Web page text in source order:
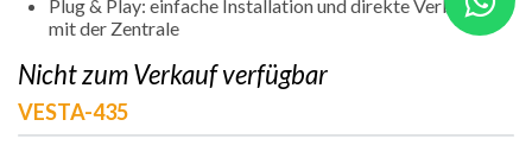
Plug & Play: einfache Installation und direkte Verbindung
mit der Zentrale
Nicht zum Verkauf verfügbar
VESTA-435